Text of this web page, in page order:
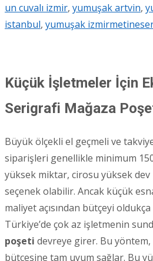
un cuvalı izmir, yumuşak artvin,
istanbul, yumuşak izmir
Küçük İşletmeler İçin
Serigrafi Mağaza
Büyük ölçekli el geçmeli ve
siparişleri genellikle minimum 150
yüksek miktar, cirosu yüksek
seçenek olabilir. Ancak küçük
maliyet açısından bütçeyi
Türkiye’de çok az işletmenin
poşeti devreye girer. Bu yöntem,
bütçesine tam uyum sağlar. Bu